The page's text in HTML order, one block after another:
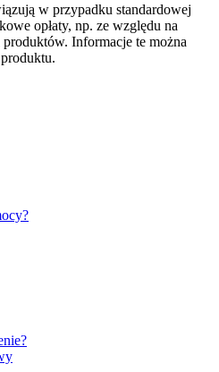
w przypadku standardowej
opłaty, np. ze względu na
Informacje te można